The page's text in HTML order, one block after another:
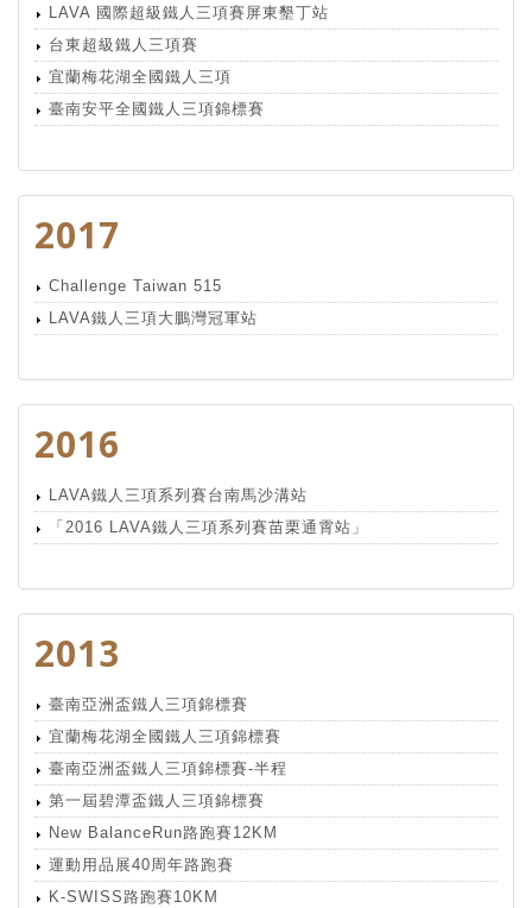
LAVA 國際超級鐵人三項賽屏東墾丁站
台東超級鐵人三項賽
宜蘭梅花湖全國鐵人三項
臺南安平全國鐵人三項錦標賽
2017
Challenge Taiwan 515
LAVA鐵人三項大鵬灣冠軍站
2016
LAVA鐵人三項系列賽台南馬沙溝站
「2016 LAVA鐵人三項系列賽苗栗通霄站」
2013
臺南亞洲盃鐵人三項錦標賽
宜蘭梅花湖全國鐵人三項錦標賽
臺南亞洲盃鐵人三項錦標賽-半程
第一屆碧潭盃鐵人三項錦標賽
New BalanceRun路跑賽12KM
運動用品展40周年路跑賽
K-SWISS路跑賽10KM